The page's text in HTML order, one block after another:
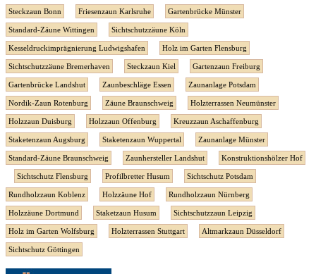
Steckzaun Bonn Friesenzaun Karlsruhe Gartenbrücke Münster
Standard-Zäune Wittingen Sichtschutzzäune Köln
Kesseldruckimprägnierung Ludwigshafen Holz im Garten Flensburg
Sichtschutzzäune Bremerhaven Steckzaun Kiel Gartenzaun Freiburg
Gartenbrücke Landshut Zaunbeschläge Essen Zaunanlage Potsdam
Nordik-Zaun Rotenburg Zäune Braunschweig Holzterrassen Neumünster
Holzzaun Duisburg Holzzaun Offenburg Kreuzzaun Aschaffenburg
Staketenzaun Augsburg Staketenzaun Wuppertal Zaunanlage Münster
Standard-Zäune Braunschweig Zaunhersteller Landshut Konstruktionshölzer Hof
Sichtschutz Flensburg Profilbretter Husum Sichtschutz Potsdam
Rundholzzaun Koblenz Holzzäune Hof Rundholzzaun Nürnberg
Holzzäune Dortmund Staketzaun Husum Sichtschutzzaun Leipzig
Holz im Garten Wolfsburg Holzterrassen Stuttgart Altmarkzaun Düsseldorf
Sichtschutz Göttingen